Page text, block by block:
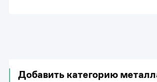
Добавить категорию